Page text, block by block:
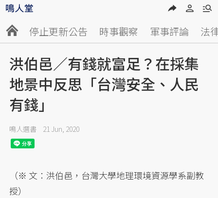
停止更新公告 時事觀察 軍事評論 法
洪伯邑／有錢就富足？在採集
地景中反思「台灣安全、人民
有錢」
鳴人選書 21 Jun, 2020
（※ 文：洪伯邑，台灣大學地理環境資源學系副教
授）